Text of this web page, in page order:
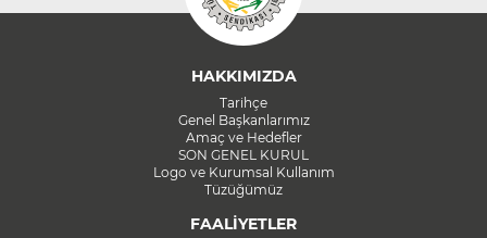
HAKKIMIZDA
Tarihçe
Genel Başkanlarımız
Amaç ve Hedefler
SON GENEL KURUL
Logo ve Kurumsal Kullanım
Tüzüğümüz
FAALİYETLER